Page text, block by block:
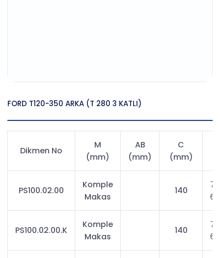
FORD T120-350 ARKA (T 280 3 KATLI)
Dikmen No
M
(mm)
AB
(mm)
C
(mm)
PS100.02.00
Komple
Makas
140
PS100.02.00.K
Komple
Makas
140